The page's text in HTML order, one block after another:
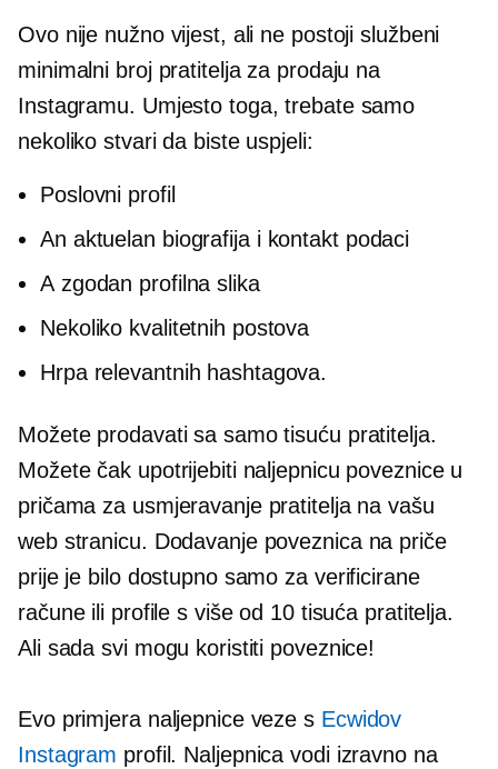
Ovo nije nužno vijest, ali ne postoji službeni
minimalni broj pratitelja za prodaju na
Instagramu. Umjesto toga, trebate samo
nekoliko stvari da biste uspjeli:
Poslovni profil
An aktuelan biografija i kontakt podaci
A zgodan profilna slika
Nekoliko kvalitetnih postova
Hrpa relevantnih hashtagova.
Možete prodavati sa samo tisuću pratitelja.
Možete čak upotrijebiti naljepnicu poveznice u
pričama za usmjeravanje pratitelja na vašu
web stranicu. Dodavanje poveznica na priče
prije je bilo dostupno samo za verificirane
račune ili profile s više od 10 tisuća pratitelja.
Ali sada svi mogu koristiti poveznice!
Evo primjera naljepnice veze s Ecwidov
Instagram profil. Naljepnica vodi izravno na